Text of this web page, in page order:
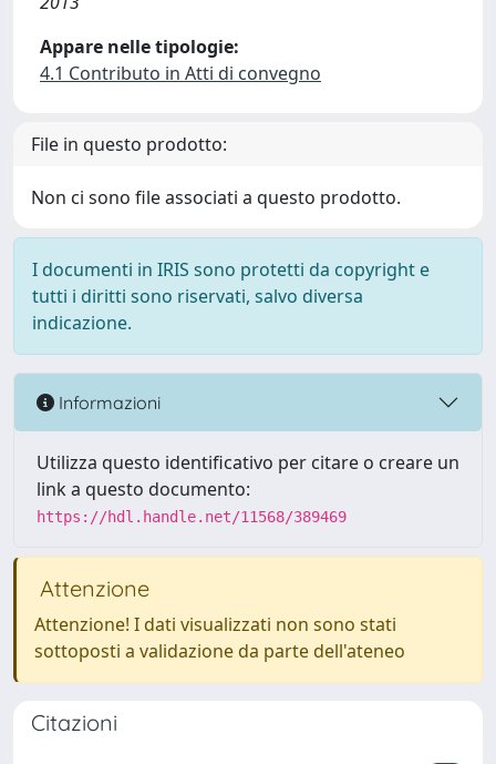
Appare nelle tipologie:
4.1 Contributo in Atti di convegno
File in questo prodotto:
Non ci sono file associati a questo prodotto.
I documenti in IRIS sono protetti da copyright e
tutti i diritti sono riservati, salvo diversa
indicazione.
Informazioni
Utilizza questo identificativo per citare o creare un
link a questo documento:
https://hdl.handle.net/11568/389469
Attenzione
Attenzione! I dati visualizzati non sono stati
sottoposti a validazione da parte dell'ateneo
Citazioni